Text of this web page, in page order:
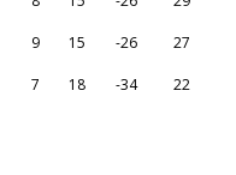
9 15 -26 27
7 18 -34 22